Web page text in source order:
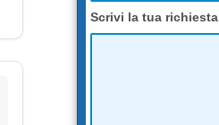
Scrivi la tua richiesta